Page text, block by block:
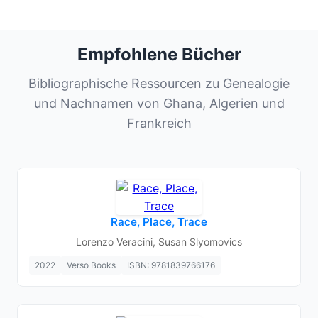
Empfohlene Bücher
Bibliographische Ressourcen zu Genealogie
und Nachnamen von Ghana, Algerien und
Frankreich
Race, Place, Trace
Lorenzo Veracini, Susan Slyomovics
2022 Verso Books ISBN: 9781839766176